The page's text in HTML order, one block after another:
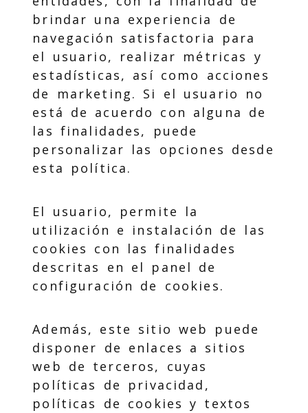
brindar una experiencia de
navegación satisfactoria para
el usuario, realizar métricas y
estadísticas, así como acciones
de marketing. Si el usuario no
está de acuerdo con alguna de
las finalidades, puede
personalizar las opciones desde
esta política.
El usuario, permite la
utilización e instalación de las
cookies con las finalidades
descritas en el panel de
configuración de cookies.
Además, este sitio web puede
disponer de enlaces a sitios
web de terceros, cuyas
políticas de privacidad,
políticas de cookies y textos